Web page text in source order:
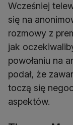
Wcześniej
się na
rozmowy z
jak
powołaniu na
podał, że
toczą się
aspektów.